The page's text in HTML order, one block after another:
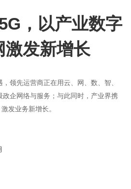
，以产业数字
激发新增长
领先运营商正在用云、网、数、智、
企网络与服务；与此同时，产业界携
发业务新增长。